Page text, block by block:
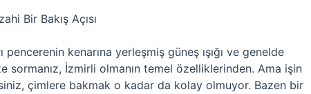
Bir Bakış Açısı
pencerenin kenarına yerleşmiş güneş ışığı ve genelde
sormanız, İzmirli olmanın temel özelliklerinden. Ama işin
çimlere bakmak o kadar da kolay olmuyor. Bazen bir